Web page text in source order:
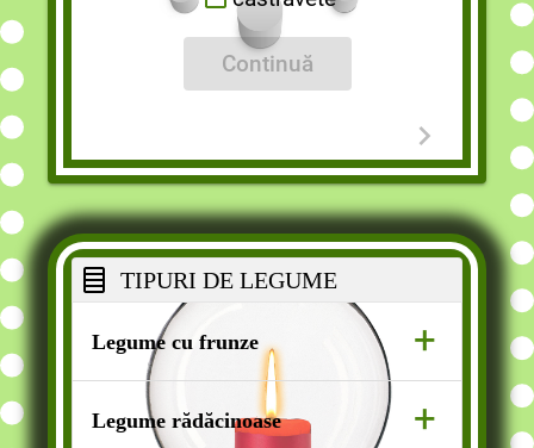
Continuă
TIPURI DE LEGUME
Legume cu frunze +
salată,spanac,varză, rucola.
Legume rădăcinoase +